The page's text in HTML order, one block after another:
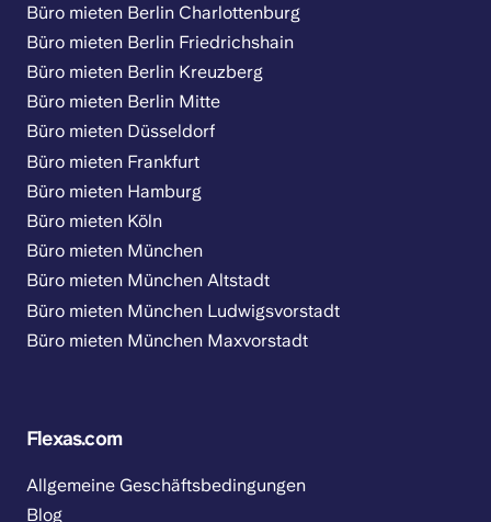
Büro mieten Berlin Charlottenburg
Büro mieten Berlin Friedrichshain
Büro mieten Berlin Kreuzberg
Büro mieten Berlin Mitte
Büro mieten Düsseldorf
Büro mieten Frankfurt
Büro mieten Hamburg
Büro mieten Köln
Büro mieten München
Büro mieten München Altstadt
Büro mieten München Ludwigsvorstadt
Büro mieten München Maxvorstadt
Flexas.com
Allgemeine Geschäftsbedingungen
Blog